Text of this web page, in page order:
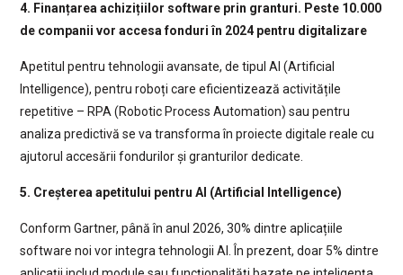
4. Finanțarea achizițiilor software prin granturi. Peste 10.000
de companii vor accesa fonduri în 2024 pentru digitalizare
Apetitul pentru tehnologii avansate, de tipul AI (Artificial
Intelligence), pentru roboți care eficientizează activitățile
repetitive – RPA (Robotic Process Automation) sau pentru
analiza predictivă se va transforma în proiecte digitale reale cu
ajutorul accesării fondurilor și granturilor dedicate.
5. Creșterea apetitului pentru AI (Artificial Intelligence)
Conform Gartner, până în anul 2026, 30% dintre aplicațiile
software noi vor integra tehnologii AI. În prezent, doar 5% dintre